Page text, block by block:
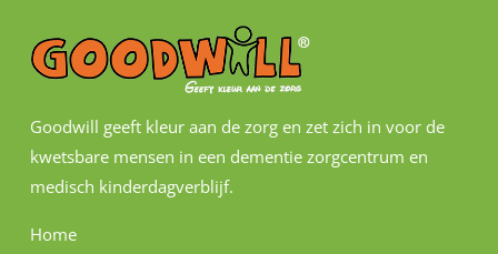
Goodwill geeft kleur aan de zorg en zet zich in voor de
kwetsbare mensen in een dementie zorgcentrum en
medisch kinderdagverblijf.
Home